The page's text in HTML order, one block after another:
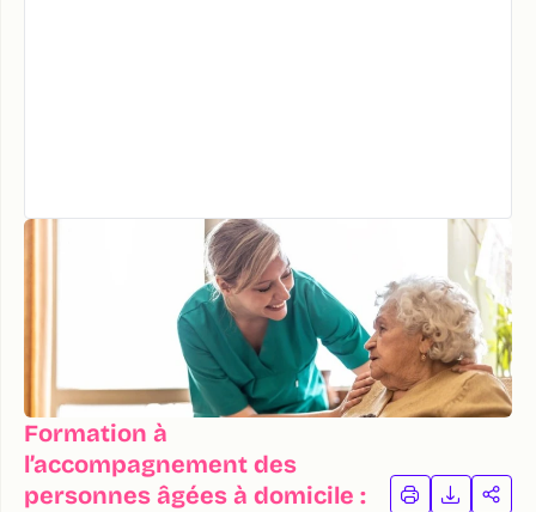
Formation à
l’accompagnement des
personnes âgées à domicile :
IMPRIMER